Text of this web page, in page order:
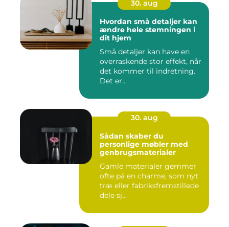
30. aug
Hvordan små detaljer kan
ændre hele stemningen i
dit hjem
Små detaljer kan have en
overraskende stor effekt, når
det kommer til indretning.
Det er...
30. aug
Sådan skaber du
personlige møbler med
genbrugsmaterialer
Gamle materialer gemmer
ofte på en charme, som nyt
træ eller fabriksfremstillede
dele sj...